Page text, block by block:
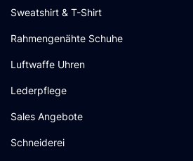
Sweatshirt & T-Shirt
Rahmengenähte Schuhe
Luftwaffe Uhren
Lederpflege
Sales Angebote
Schneiderei